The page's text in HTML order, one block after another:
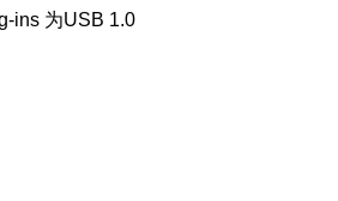
ins 为USB 1.0